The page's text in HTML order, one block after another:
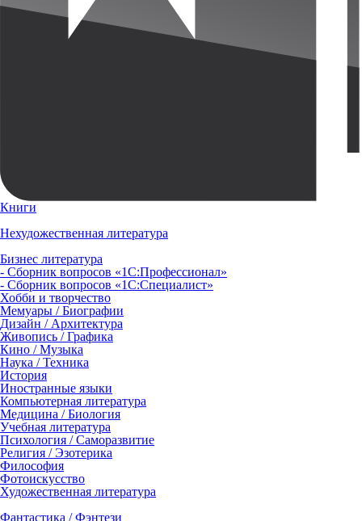
Книги
Нехудожественная литература
Бизнес литература
- Сборник вопросов «1С:Профессионал»
- Сборник вопросов «1С:Специалист»
Хобби и творчество
Мемуары / Биографии
Дизайн / Архитектура
Живопись / Графика
Кино / Музыка
Наука / Техника
История
Иностранные языки
Компьютерная литература
Медицина / Биология
Учебная литература
Психология / Саморазвитие
Религия / Эзотерика
Философия
Фотоискусство
Художественная литература
Фантастика / Фэнтези